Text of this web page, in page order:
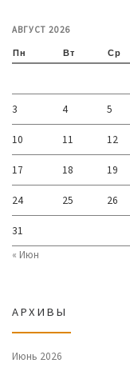
АВГУСТ 2026
Пн Вт Ср
3 4 5
10 11 12
17 18 19
24 25 26
31
« Июн
АРХИВЫ
Июнь 2026